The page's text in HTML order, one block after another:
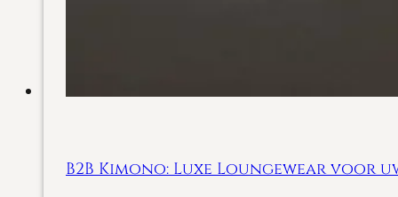
B2B Kimono: Luxe Loungewear voor